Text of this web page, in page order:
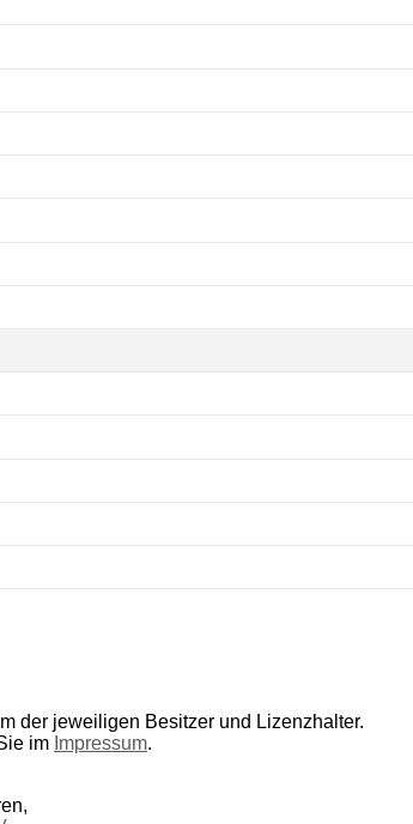
der jeweiligen Besitzer und Lizenzhalter.
im Impressum.